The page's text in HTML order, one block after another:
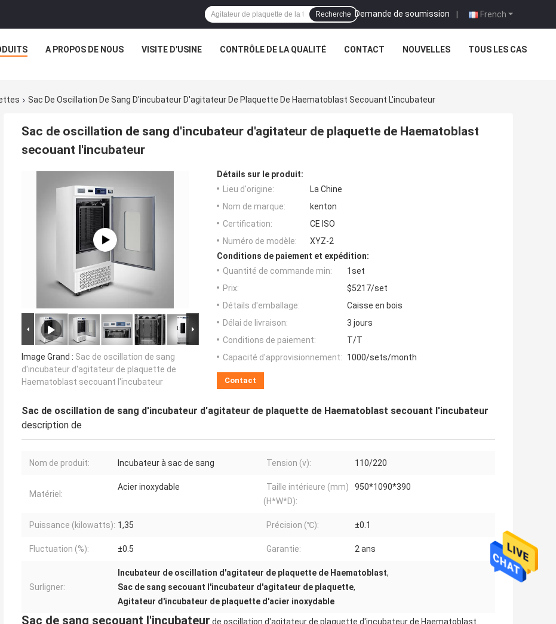
French
Demande de soumission |
Recherche
A PROPOS DE NOUS VISITE D'USINE CONTRÔLE DE LA QUALITÉ CONTACT NOUVELLES TOUS LES CAS
Sac De Oscillation De Sang D'incubateur D'agitateur De Plaquette De Haematoblast Secouant L'incubateur
Sac de oscillation de sang d'incubateur d'agitateur de plaquette de Haematoblast
secouant l'incubateur
Image Grand : Sac de oscillation de sang
d'incubateur d'agitateur de plaquette de
Haematoblast secouant l'incubateur
Détails sur le produit:
Lieu d'origine:
La Chine
Nom de marque:
kenton
Certification:
CE ISO
Numéro de modèle:
XYZ-2
Conditions de paiement et expédition:
Quantité de commande min:
1set
Prix:
$5217/set
Détails d'emballage:
Caisse en bois
Délai de livraison:
3 jours
Conditions de paiement:
T/T
Capacité d'approvisionnement:
1000/sets/month
Contact
Sac de oscillation de sang d'incubateur d'agitateur de plaquette de Haematoblast secouant l'incubateur
description de
Nom de produit: Incubateur à sac de sang Tension (v): 110/220
Matériel:
Acier inoxydable
Taille intérieure (mm)
(H*W*D):
950*1090*390
Puissance (kilowatts): 1,35 Précision (℃): ±0.1
Fluctuation (%): ±0.5 Garantie: 2 ans
Surligner:
Incubateur de oscillation d'agitateur de plaquette de Haematoblast,
Sac de sang secouant l'incubateur d'agitateur de plaquette,
Agitateur d'incubateur de plaquette d'acier inoxydable
Sac de sang secouant l'incubateur de oscillation d'agitateur de plaquette d'incubateur de Haematoblast